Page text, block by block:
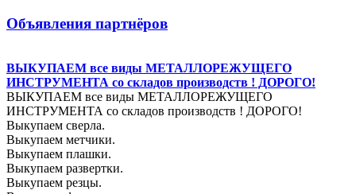
Объявления партнёров
ВЫКУПАЕМ все виды МЕТАЛЛОРЕЖУЩЕГО
ИНСТРУМЕНТА со складов производств ! ДОРОГО!
ВЫКУПАЕМ все виды МЕТАЛЛОРЕЖУЩЕГО
ИНСТРУМЕНТА со складов производств ! ДОРОГО!
Выкупаем сверла.
Выкупаем метчики.
Выкупаем плашки.
Выкупаем развертки.
Выкупаем резцы.